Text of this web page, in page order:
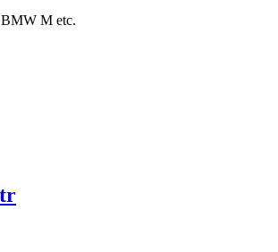
BMW M etc.